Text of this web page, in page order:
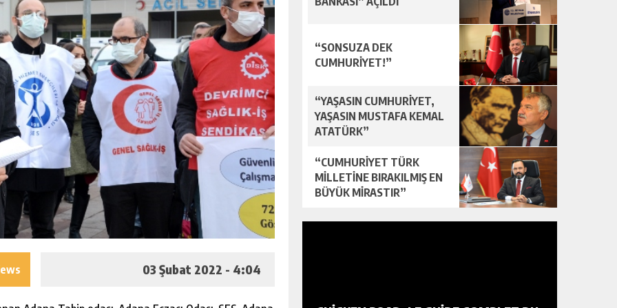
03 Şubat 2022 - 4:04
“SONSUZA DEK
CUMHURİYET!”
“YAŞASIN CUMHURİYET,
YAŞASIN MUSTAFA KEMAL
ATATÜRK”
“CUMHURİYET TÜRK
MİLLETİNE BIRAKILMIŞ EN
BÜYÜK MİRASTIR”